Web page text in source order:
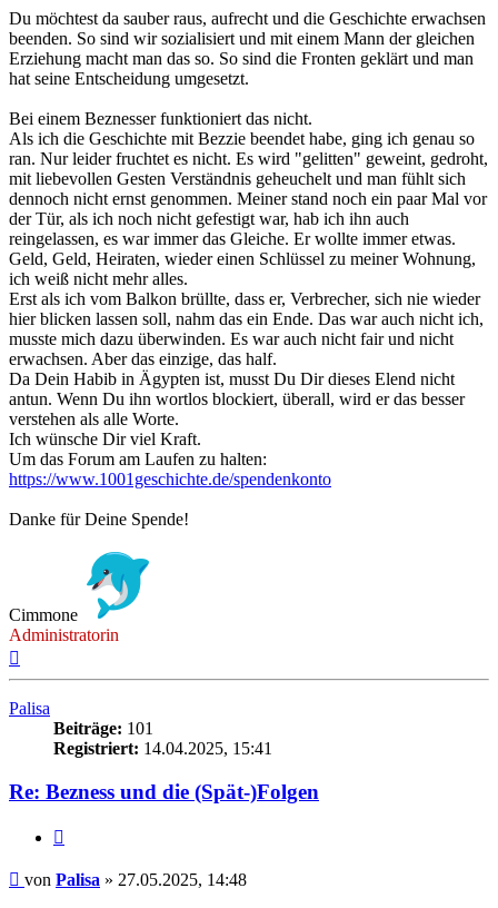
Du möchtest da sauber raus, aufrecht und die Geschichte erwachsen
beenden. So sind wir sozialisiert und mit einem Mann der gleichen
Erziehung macht man das so. So sind die Fronten geklärt und man
hat seine Entscheidung umgesetzt.
Bei einem Beznesser funktioniert das nicht.
Als ich die Geschichte mit Bezzie beendet habe, ging ich genau so
ran. Nur leider fruchtet es nicht. Es wird "gelitten" geweint, gedroht,
mit liebevollen Gesten Verständnis geheuchelt und man fühlt sich
dennoch nicht ernst genommen. Meiner stand noch ein paar Mal vor
der Tür, als ich noch nicht gefestigt war, hab ich ihn auch
reingelassen, es war immer das Gleiche. Er wollte immer etwas.
Geld, Geld, Heiraten, wieder einen Schlüssel zu meiner Wohnung,
ich weiß nicht mehr alles.
Erst als ich vom Balkon brüllte, dass er, Verbrecher, sich nie wieder
hier blicken lassen soll, nahm das ein Ende. Das war auch nicht ich,
musste mich dazu überwinden. Es war auch nicht fair und nicht
erwachsen. Aber das einzige, das half.
Da Dein Habib in Ägypten ist, musst Du Dir dieses Elend nicht
antun. Wenn Du ihn wortlos blockiert, überall, wird er das besser
verstehen als alle Worte.
Ich wünsche Dir viel Kraft.
Um das Forum am Laufen zu halten:
https://www.1001geschichte.de/spendenkonto
Danke für Deine Spende!
Cimmone
Administratorin
Palisa
Beiträge: 101
Registriert: 14.04.2025, 15:41
Re: Bezness und die (Spät-)Folgen
Beitrag
von Palisa » 27.05.2025, 14:48